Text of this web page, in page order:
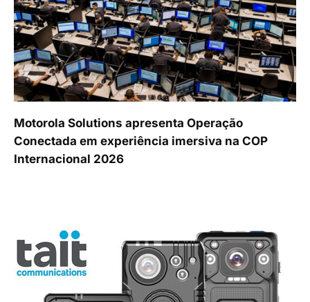
Motorola Solutions apresenta Operação
Conectada em experiência imersiva na COP
Internacional 2026